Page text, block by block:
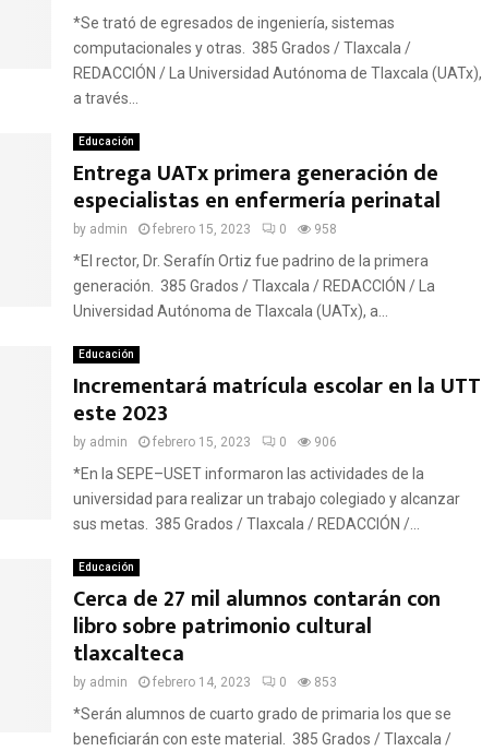
*Se trató de egresados de ingeniería, sistemas
computacionales y otras. 385 Grados / Tlaxcala /
REDACCIÓN / La Universidad Autónoma de Tlaxcala (UATx),
a través...
Educación
Entrega UATx primera generación de
especialistas en enfermería perinatal
by admin febrero 15, 2023 0 958
*El rector, Dr. Serafín Ortiz fue padrino de la primera
generación. 385 Grados / Tlaxcala / REDACCIÓN / La
Universidad Autónoma de Tlaxcala (UATx), a...
Educación
Incrementará matrícula escolar en la UTT
este 2023
by admin febrero 15, 2023 0 906
*En la SEPE–USET informaron las actividades de la
universidad para realizar un trabajo colegiado y alcanzar
sus metas. 385 Grados / Tlaxcala / REDACCIÓN /...
Educación
Cerca de 27 mil alumnos contarán con
libro sobre patrimonio cultural
tlaxcalteca
by admin febrero 14, 2023 0 853
*Serán alumnos de cuarto grado de primaria los que se
beneficiarán con este material. 385 Grados / Tlaxcala /